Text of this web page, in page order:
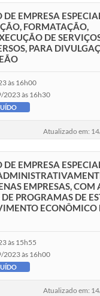
EMPRESA
FORMATAÇÃO,
DE
PARA
às 16h00
2023 às 16h30
Atualizado em:
EMPRESA
EMPRESAS, COM
PROGRAMAS DE
ECONÔMICO
às 15h55
2023 às 16h00
Atualizado em: